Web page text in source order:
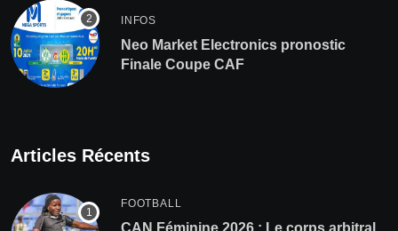
INFOS
Neo Market Electronics pronostic
Finale Coupe CAF
Articles Récents
FOOTBALL
‎CAN Féminine 2026 : Le corps arbitral